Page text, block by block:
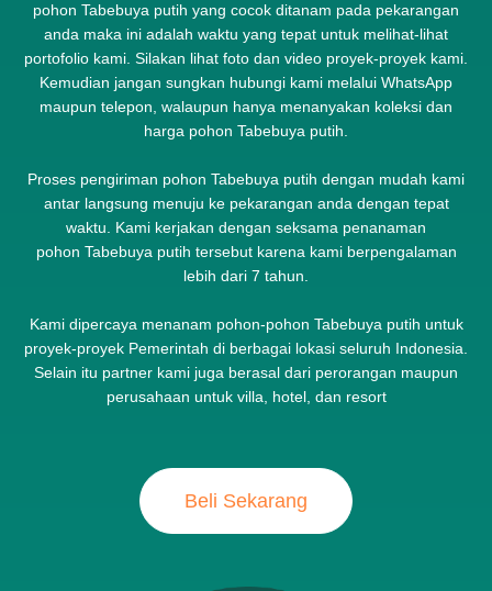
pohon Tabebuya putih yang cocok ditanam pada pekarangan
anda maka ini adalah waktu yang tepat untuk melihat-lihat
portofolio kami. Silakan lihat foto dan video proyek-proyek kami.
Kemudian jangan sungkan hubungi kami melalui WhatsApp
maupun telepon, walaupun hanya menanyakan koleksi dan
harga pohon Tabebuya putih.
Proses pengiriman pohon Tabebuya putih dengan mudah kami
antar langsung menuju ke pekarangan anda dengan tepat
waktu. Kami kerjakan dengan seksama penanaman
pohon Tabebuya putih tersebut karena kami berpengalaman
lebih dari 7 tahun.
Kami dipercaya menanam pohon-pohon Tabebuya putih untuk
proyek-proyek Pemerintah di berbagai lokasi seluruh Indonesia.
Selain itu partner kami juga berasal dari perorangan maupun
perusahaan untuk villa, hotel, dan resort
Beli Sekarang